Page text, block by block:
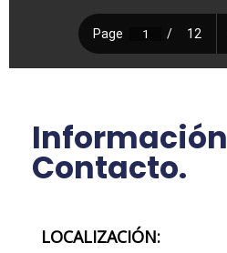
Contacto.
LOCALIZACIÓN: